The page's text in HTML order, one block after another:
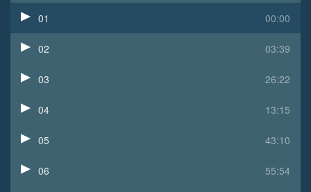
00:00
01
03:39
02
26:22
03
13:15
04
43:10
05
55:54
06